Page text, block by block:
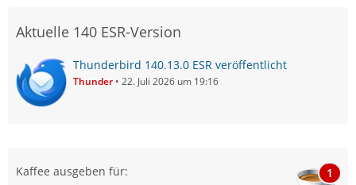
Aktuelle 140 ESR-Version
Thunderbird 140.13.0 ESR veröffentlicht
Thunder 22. Juli 2026 um 19:16
Kaffee ausgeben für: 1